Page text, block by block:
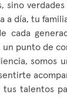
sino
a día, tu
cada
un punto de
somos
talentos